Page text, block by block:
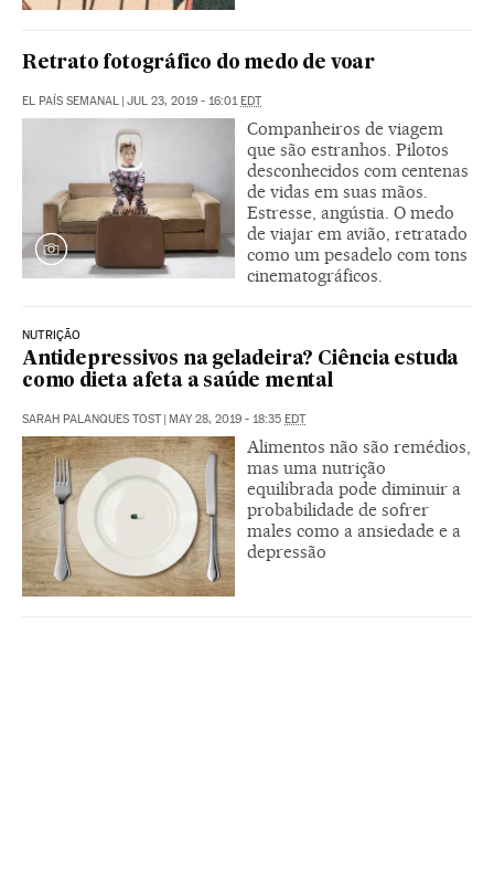
Retrato fotográfico do medo de voar
EL PAÍS SEMANAL | JUL 23, 2019 - 16:01EDT
Companheiros de viagem
que são estranhos. Pilotos
desconhecidos com centenas
de vidas em suas mãos.
Estresse, angústia. O medo
de viajar em avião, retratado
como um pesadelo com tons
cinematográficos.
NUTRIÇÃO
Antidepressivos na geladeira? Ciência estuda
como dieta afeta a saúde mental
SARAH PALANQUES TOST | MAY 28, 2019 - 18:35 EDT
Alimentos não são remédios,
mas uma nutrição
equilibrada pode diminuir a
probabilidade de sofrer
males como a ansiedade e a
depressão